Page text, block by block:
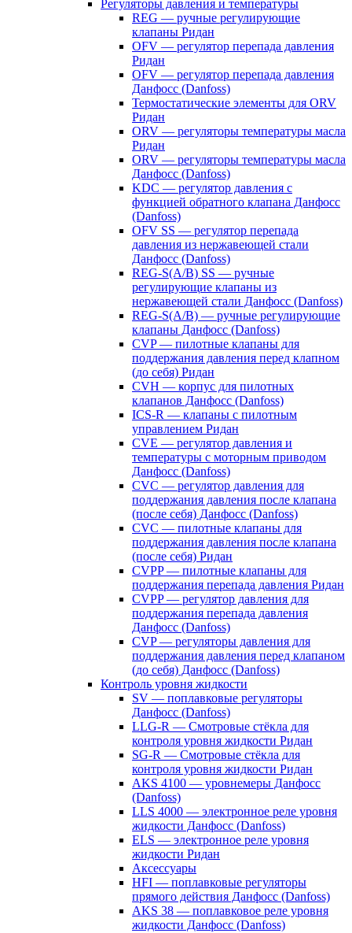
Регуляторы давления и температуры
REG — ручные регулирующие
клапаны Ридан
OFV — регулятор перепада давления
Ридан
OFV — регулятор перепада давления
Данфосс (Danfoss)
Термостатические элементы для ORV
Ридан
ORV — регуляторы температуры масла
Ридан
ORV — регуляторы температуры масла
Данфосс (Danfoss)
KDC — регулятор давления с
функцией обратного клапана Данфосс
(Danfoss)
OFV SS — регулятор перепада
давления из нержавеющей стали
Данфосс (Danfoss)
REG-S(A/B) SS — ручные
регулирующие клапаны из
нержавеющей стали Данфосс (Danfoss)
REG-S(A/B) — ручные регулирующие
клапаны Данфосс (Danfoss)
CVP — пилотные клапаны для
поддержания давления перед клапном
(до себя) Ридан
CVH — корпус для пилотных
клапанов Данфосс (Danfoss)
ICS-R — клапаны с пилотным
управлением Ридан
CVE — регулятор давления и
температуры с моторным приводом
Данфосс (Danfoss)
CVС — регулятор давления для
поддержания давления после клапана
(после себя) Данфосс (Danfoss)
CVС — пилотные клапаны для
поддержания давления после клапана
(после себя) Ридан
CVPP — пилотные клапаны для
поддержания перепада давления Ридан
CVPP — регулятор давления для
поддержания перепада давления
Данфосс (Danfoss)
CVP — регуляторы давления для
поддержания давления перед клапаном
(до себя) Данфосс (Danfoss)
Контроль уровня жидкости
SV — поплавковые регуляторы
Данфосс (Danfoss)
LLG-R — Смотровые стёкла для
контроля уровня жидкости Ридан
SG-R — Смотровые стёкла для
контроля уровня жидкости Ридан
AKS 4100 — уровнемеры Данфосс
(Danfoss)
LLS 4000 — электронное реле уровня
жидкости Данфосс (Danfoss)
ELS — электронное реле уровня
жидкости Ридан
Аксессуары
HFI — поплавковые регуляторы
прямого действия Данфосс (Danfoss)
AKS 38 — поплавковое реле уровня
жидкости Данфосс (Danfoss)